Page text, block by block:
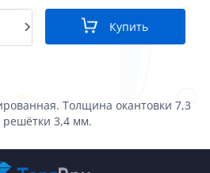
Купить
Толщина окантовки 7,3
3,4 мм.